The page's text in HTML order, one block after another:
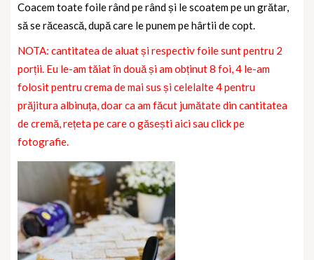
Coacem toate foile rând pe rând și le scoatem pe un grătar,
să se răcească, după care le punem pe hârtii de copt.
NOTA: cantitatea de aluat și respectiv foile sunt pentru 2
porții. Eu le-am tăiat în două și am obținut 8 foi, 4 le-am
folosit pentru crema de mai sus și celelalte 4 pentru
prăjitura albinuța, doar ca am făcut jumătate din cantitatea
de cremă, rețeta pe care o găsești aici sau click pe
fotografie.